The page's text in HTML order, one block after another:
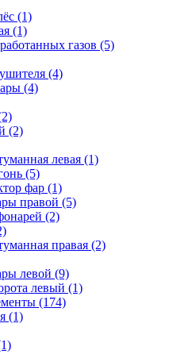
(1)
(1)
газов (5)
(4)
(4)
(2)
левая (1)
(5)
фар (1)
правой (5)
(2)
правая (2)
левой (9)
левый (1)
(174)
(1)